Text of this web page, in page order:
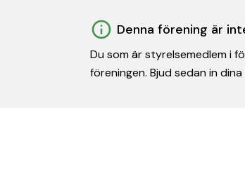
Denna förening är
Du som är styrelsemedlem i
föreningen. Bjud sedan in